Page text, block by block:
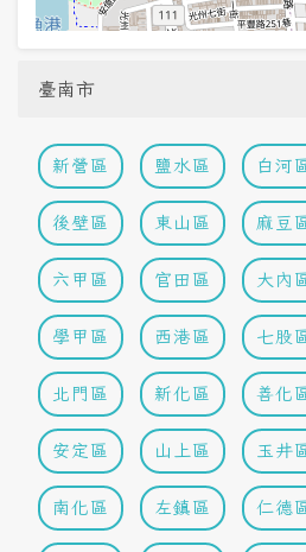
臺南市
新營區 鹽水區 白河
後壁區 東山區 麻豆
六甲區 官田區 大內
學甲區 西港區 七股
北門區 新化區 善化
安定區 山上區 玉井
南化區 左鎮區 仁德